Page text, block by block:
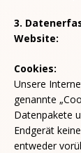
3.
Website:
Cookies:
Unsere
genannte
Datenpakete
Endgerät
entweder